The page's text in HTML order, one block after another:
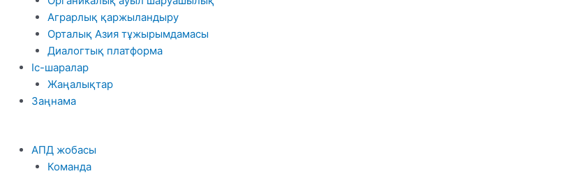
Аграрлық қаржыландыру
Орталық Азия тұжырымдамасы
Диалогтық платформа
Іс-шаралар
Жаңалықтар
Заңнама
АПД жобасы
Команда